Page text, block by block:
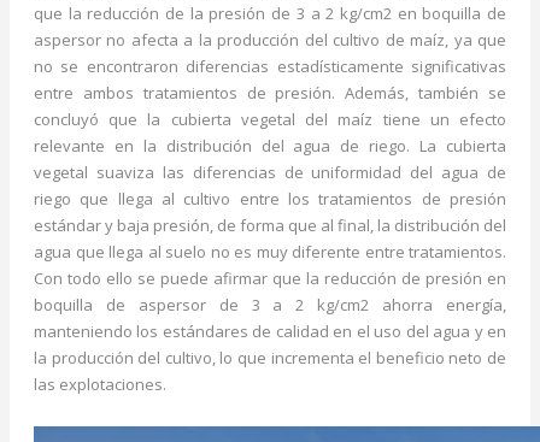
que la reducción de la presión de 3 a 2 kg/cm2 en boquilla de
aspersor no afecta a la producción del cultivo de maíz, ya que
no se encontraron diferencias estadísticamente significativas
entre ambos tratamientos de presión. Además, también se
concluyó que la cubierta vegetal del maíz tiene un efecto
relevante en la distribución del agua de riego. La cubierta
vegetal suaviza las diferencias de uniformidad del agua de
riego que llega al cultivo entre los tratamientos de presión
estándar y baja presión, de forma que al final, la distribución del
agua que llega al suelo no es muy diferente entre tratamientos.
Con todo ello se puede afirmar que la reducción de presión en
boquilla de aspersor de 3 a 2 kg/cm2 ahorra energía,
manteniendo los estándares de calidad en el uso del agua y en
la producción del cultivo, lo que incrementa el beneficio neto de
las explotaciones.